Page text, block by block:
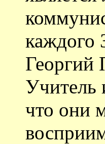
каждого
Георгий
Учитель
что они